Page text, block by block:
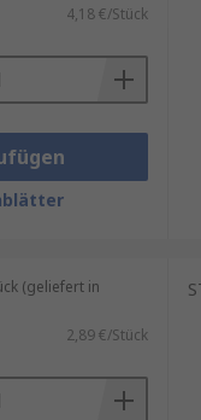
4,18 €/Stück
(geliefert in
2,89 €/Stück